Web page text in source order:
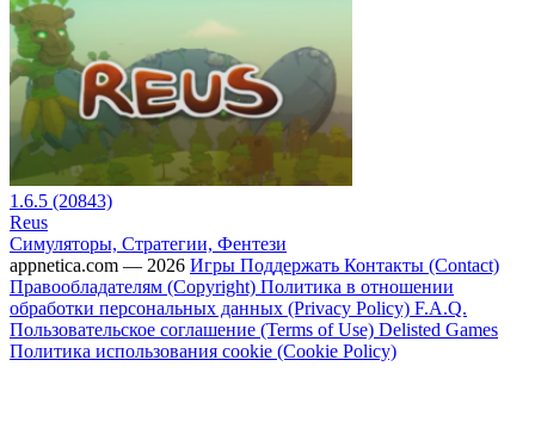
1.6.5 (20843)
Reus
Симуляторы, Стратегии, Фентези
appnetica.com — 2026 Игры Поддержать Контакты (Contact)
Правообладателям (Copyright) Политика в отношении
обработки персональных данных (Privacy Policy) F.A.Q.
Пользовательское соглашение (Terms of Use) Delisted Games
Политика использования cookie (Cookie Policy)